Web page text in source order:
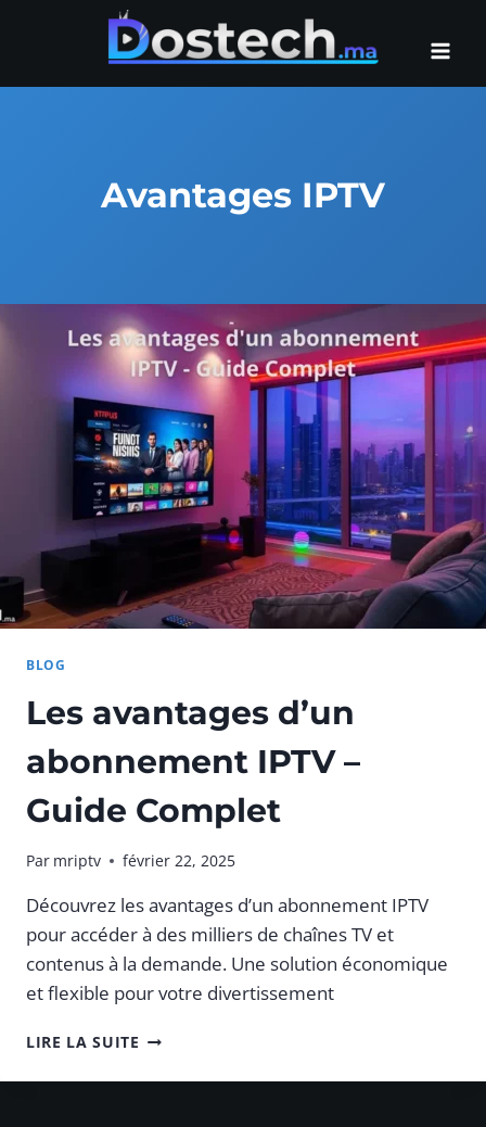
Avantages IPTV
BLOG
Les avantages d’un
abonnement IPTV –
Guide Complet
Par mriptv février 22, 2025
Découvrez les avantages d’un abonnement IPTV
pour accéder à des milliers de chaînes TV et
contenus à la demande. Une solution économique
et flexible pour votre divertissement
LIRE LA SUITE LES
D’UN